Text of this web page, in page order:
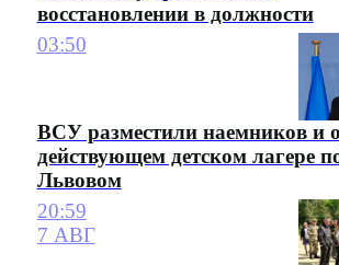
восстановлении в должности
03:50
ВСУ разместили наемников и
действующем детском лагере
Львовом
20:59
7 АВГ